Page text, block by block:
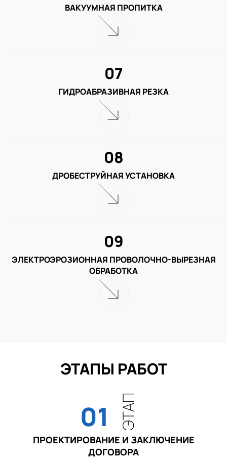
ВАКУУМНАЯ ПРОПИТКА
ГИДРОАБРАЗИВНАЯ РЕЗКА
07
ДРОБЕСТРУЙНАЯ УСТАНОВКА
08
ЭЛЕКТРОЭРОЗИОННАЯ ПРОВОЛОЧНО-ВЫРЕЗНАЯ
ОБРАБОТКА
09
ЭТАПЫ РАБОТ
01 ЭТАП
ПРОЕКТИРОВАНИЕ И ЗАКЛЮЧЕНИЕ
ДОГОВОРА